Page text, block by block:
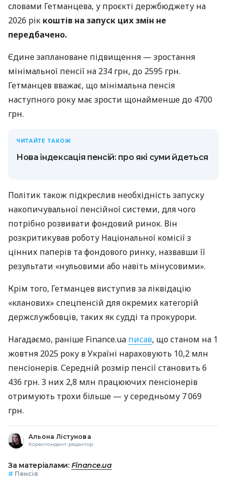
словами Гетманцева, у проєкті держбюджету на
2026 рік коштів на запуск цих змін не
передбачено.
Єдине заплановане підвищення — зростання
мінімальної пенсії на 234 грн, до 2595 грн.
Гетманцев вважає, що мінімальна пенсія
наступного року має зрости щонайменше до 4700
грн.
ЧИТАЙТЕ ТАКОЖ
Нова індексація пенсій: про які суми йдеться
Політик також підкреслив необхідність запуску
накопичувальної пенсійної системи, для чого
потрібно розвивати фондовий ринок. Він
розкритикував роботу Національної комісії з
цінних паперів та фондового ринку, назвавши її
результати «нульовими або навіть мінусовими».
Крім того, Гетманцев виступив за ліквідацію
«кланових» спецпенсій для окремих категорій
держслужбовців, таких як судді та прокурори.
Нагадаємо, раніше Finance.ua писав, що станом на 1
жовтня 2025 року в Україні нараховують 10,2 млн
пенсіонерів. Середній розмір пенсії становить 6
436 грн. З них 2,8 млн працюючих пенсіонерів
отримують трохи більше — у середньому 7 069
грн.
Альона Лістунова
Кореспондент-редактор
За матеріалами: Finance.ua
# Пенсія